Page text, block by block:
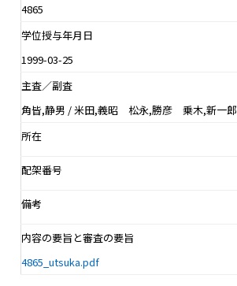
4865
学位授与年月日
1999-03-25
主査／副査
角皆,静男 / 米田,義昭 松永,勝彦 乗木,新一郎
所在
配架番号
備考
内容の要旨と審査の要旨
4865_utsuka.pdf